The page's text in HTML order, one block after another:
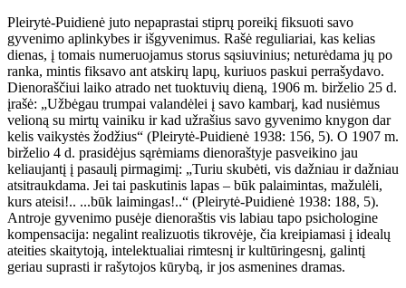
Pleirytė-Puidienė juto nepaprastai stiprų poreikį fiksuoti savo
gyvenimo aplinkybes ir išgyvenimus. Rašė reguliariai, kas kelias
dienas, į tomais numeruojamus storus sąsiuvinius; neturėdama jų po
ranka, mintis fiksavo ant atskirų lapų, kuriuos paskui perrašydavo.
Dienoraščiui laiko atrado net tuoktuvių dieną, 1906 m. birželio 25 d.
įrašė: „Užbėgau trumpai valandėlei į savo kambarį, kad nusiėmus
velioną su mirtų vainiku ir kad užrašius savo gyvenimo knygon dar
kelis vaikystės žodžius“ (Pleirytė-Puidienė 1938: 156, 5). O 1907 m.
birželio 4 d. prasidėjus sąrėmiams dienoraštyje pasveikino jau
keliaujantį į pasaulį pirmagimį: „Turiu skubėti, vis dažniau ir dažniau
atsitraukdama. Jei tai paskutinis lapas – būk palaimintas, mažulėli,
kurs ateisi!.. ...būk laimingas!..“ (Pleirytė-Puidienė 1938: 188, 5).
Antroje gyvenimo pusėje dienoraštis vis labiau tapo psichologine
kompensacija: negalint realizuotis tikrovėje, čia kreipiamasi į idealų
ateities skaitytoją, intelektualiai rimtesnį ir kultūringesnį, galintį
geriau suprasti ir rašytojos kūrybą, ir jos asmenines dramas.